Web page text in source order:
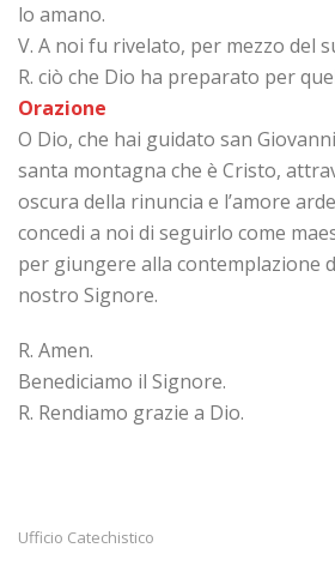
lo amano.
V. A noi fu rivelato, per mezzo del
R. ciò che Dio ha preparato per
Orazione
O Dio, che hai guidato san
santa montagna che è Cristo,
oscura della rinuncia e l’amore
concedi a noi di seguirlo come
per giungere alla contemplazione
nostro Signore.
R. Amen.
Benediciamo il Signore.
R. Rendiamo grazie a Dio.
Ufficio Catechistico